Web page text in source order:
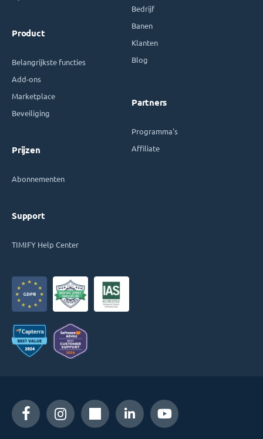
Product
Belangrijkste functies
Add-ons
Marketplace
Beveiliging
Prijzen
Abonnementen
Support
TIMIFY Help Center
Bedrijf
Banen
Klanten
Blog
Partners
Programma's
Affiliate